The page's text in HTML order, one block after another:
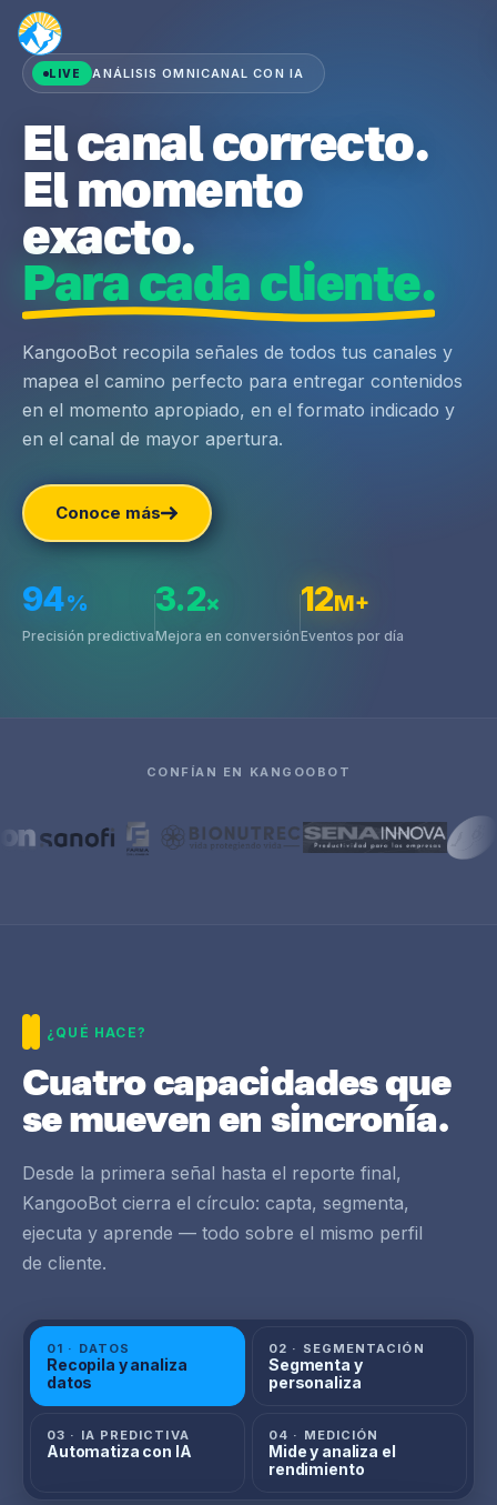
LIVE ANÁLISIS OMNICANAL CON IA
El canal correcto.
El momento
exacto.
Para cada cliente.
KangooBot recopila señales de todos tus canales y
mapea el camino perfecto para entregar contenidos
en el momento apropiado, en el formato indicado y
en el canal de mayor apertura.
Conoce más
94%
Precisión predictiva
3.2×
Mejora en conversión
12M+
Eventos por día
CONFÍAN EN KANGOOBOT
¿QUÉ HACE?
Cuatro capacidades que
se mueven en sincronía.
Desde la primera señal hasta el reporte final,
KangooBot cierra el círculo: capta, segmenta,
ejecuta y aprende — todo sobre el mismo perfil
de cliente.
01 · DATOS
Recopila y analiza
datos
02 · SEGMENTACIÓN
Segmenta y
personaliza
03 · IA PREDICTIVA
Automatiza con IA
04 · MEDICIÓN
Mide y analiza el
rendimiento